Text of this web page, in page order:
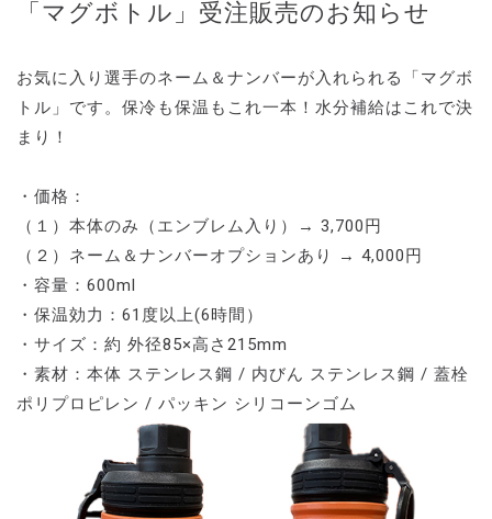
「マグボトル」受注販売のお知らせ
お気に入り選手のネーム＆ナンバーが入れられる「マグボ
トル」です。保冷も保温もこれ一本！水分補給はこれで決
まり！
・価格：
（１）本体のみ（エンブレム入り）→ 3,700円
（２）ネーム＆ナンバーオプションあり → 4,000円
・容量：600ml
・保温効力：61度以上(6時間）
・サイズ：約 外径85×高さ215mm
・素材：本体 ステンレス鋼 / 内びん ステンレス鋼 / 蓋栓
ポリプロピレン / パッキン シリコーンゴム